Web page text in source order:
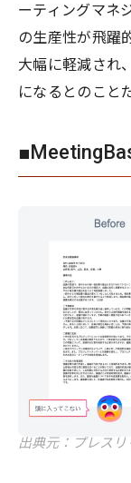
ーティングマネ
の生産性が飛躍
大幅に軽減され
になるとのこと
出典元：プレスリ